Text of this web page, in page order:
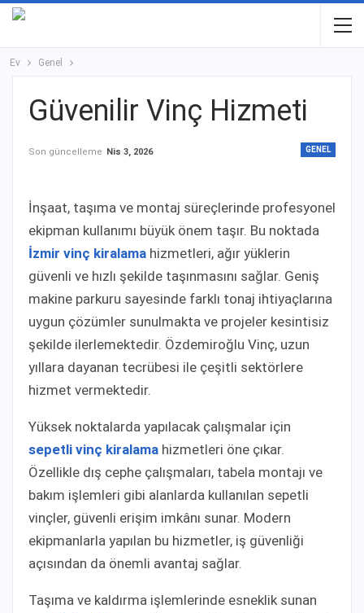
Ev Genel
Güvenilir Vinç Hizmeti
GENEL
Son güncelleme Nis 3, 2026
İnşaat, taşıma ve montaj süreçlerinde profesyonel
ekipman kullanımı büyük önem taşır. Bu noktada
İzmir vinç kiralama hizmetleri, ağır yüklerin
güvenli ve hızlı şekilde taşınmasını sağlar. Geniş
makine parkuru sayesinde farklı tonaj ihtiyaçlarına
uygun çözümler sunulmakta ve projeler kesintisiz
şekilde ilerlemektedir. Özdemiroğlu Vinç, uzun
yıllara dayanan tecrübesi ile çeşitli sektörlere
hizmet vermektedir.
Yüksek noktalarda yapılacak çalışmalar için
sepetli vinç kiralama hizmetleri öne çıkar.
Özellikle dış cephe çalışmaları, tabela montajı ve
bakım işlemleri gibi alanlarda kullanılan sepetli
vinçler, güvenli erişim imkânı sunar. Modern
ekipmanlarla yapılan bu hizmetler, iş güvenliği
açısından da önemli avantaj sağlar.
Taşıma ve kaldırma işlemlerinde esneklik sunan